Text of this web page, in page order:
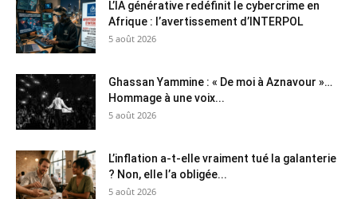
L’IA générative redéfinit le cybercrime en
Afrique : l’avertissement d’INTERPOL
5 août 2026
Ghassan Yammine : « De moi à Aznavour »…
Hommage à une voix...
5 août 2026
L’inflation a-t-elle vraiment tué la galanterie
? Non, elle l’a obligée...
5 août 2026